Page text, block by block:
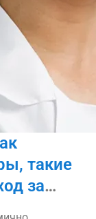
такие
за